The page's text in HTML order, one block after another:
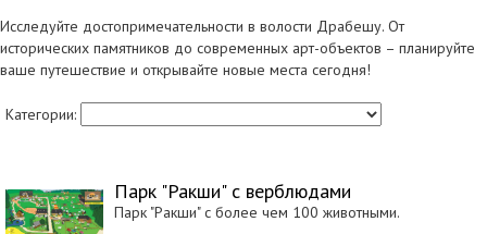
Исследуйте достопримечательности в волости Драбешу. От
исторических памятников до современных арт-объектов – планируйте
ваше путешествие и открывайте новые места сегодня!
Категории:
Парк "Ракши" с верблюдами
Парк "Ракши" с более чем 100 животными.